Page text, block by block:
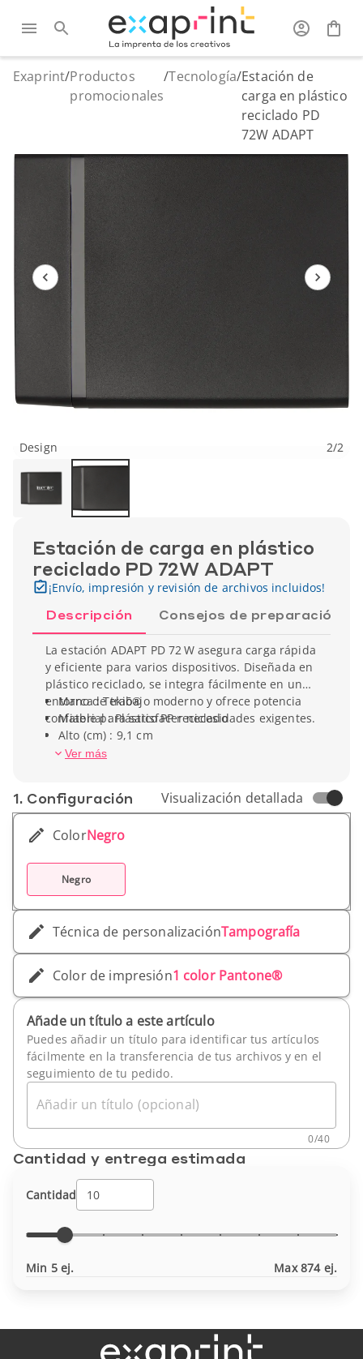
Exaprint/Productos
promocionales
/Tecnología/Estación de
carga en plástico
reciclado PD
72W ADAPT
Design 2/2
Estación de carga en plástico
reciclado PD 72W ADAPT
¡Envío, impresión y revisión de archivos incluidos!
Descripción Consejos de preparación
La estación ADAPT PD 72 W asegura carga rápida
y eficiente para varios dispositivos. Diseñada en
plástico reciclado, se integra fácilmente en un
entorno de trabajo moderno y ofrece potencia
confiable para satisfacer necesidades exigentes.
Marca : Tekiō®
Material : Plástico PP reciclado
Alto (cm) : 9,1 cm
Ancho (cm) : 7,2 cm
Ver más
1. Conf­iguración Visualización detallada
ColorNegro
Negro
Técnica de personalizaciónTampografía
Color de impresión1 color Pantone®
Añade un título a este artículo
Puedes añadir un título para identificar tus artículos
fácilmente en la transferencia de tus archivos y en el
seguimiento de tu pedido.
Añadir un título (opcional)
0/40
Cantidad y entrega estimada
Cantidad
Min 5 ej. Max 874 ej.